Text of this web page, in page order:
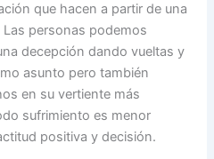
que hacen a partir de una
personas podemos
decepción dando vueltas y
asunto pero también
en su vertiente más
sufrimiento es menor
positiva y decisión.